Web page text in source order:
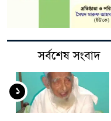
সর্বশেষ সংবাদ
১